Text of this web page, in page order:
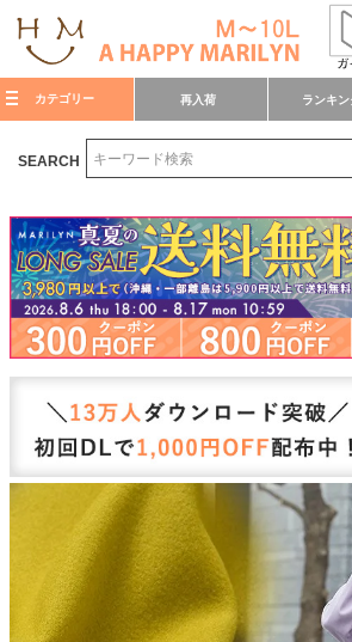
カテゴリー 再入荷 ランキン
SEARCH